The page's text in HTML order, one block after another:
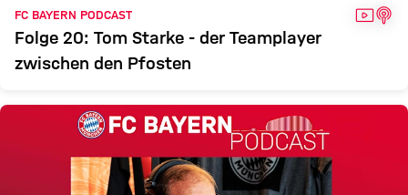
FC BAYERN PODCAST VIDEO
Folge 20: Tom Starke - der Teamplayer
zwischen den Pfosten